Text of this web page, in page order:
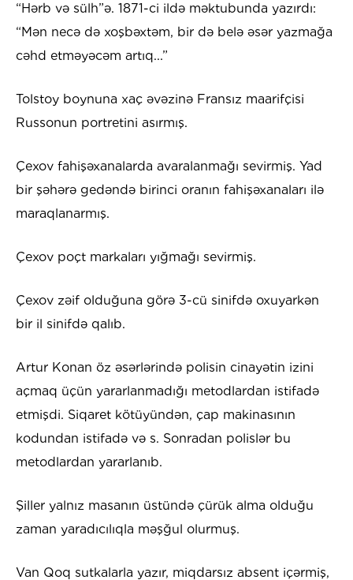
“Hərb və sülh”ə. 1871-ci ildə məktubunda yazırdı:
“Mən necə də xoşbəxtəm, bir də belə əsər yazmağa
cəhd etməyəcəm artıq...”
Tolstoy boynuna xaç əvəzinə Fransız maarifçisi
Russonun portretini asırmış.
Çexov fahişəxanalarda avaralanmağı sevirmiş. Yad
bir şəhərə gedəndə birinci oranın fahişəxanaları ilə
maraqlanarmış.
Çexov poçt markaları yığmağı sevirmiş.
Çexov zəif olduğuna görə 3-cü sinifdə oxuyarkən
bir il sinifdə qalıb.
Artur Konan öz əsərlərində polisin cinayətin izini
açmaq üçün yararlanmadığı metodlardan istifadə
etmişdi. Siqaret kötüyündən, çap makinasının
kodundan istifadə və s. Sonradan polislər bu
metodlardan yararlanıb.
Şiller yalnız masanın üstündə çürük alma olduğu
zaman yaradıcılıqla məşğul olurmuş.
Van Qoq sutkalarla yazır, miqdarsız absent içərmiş,